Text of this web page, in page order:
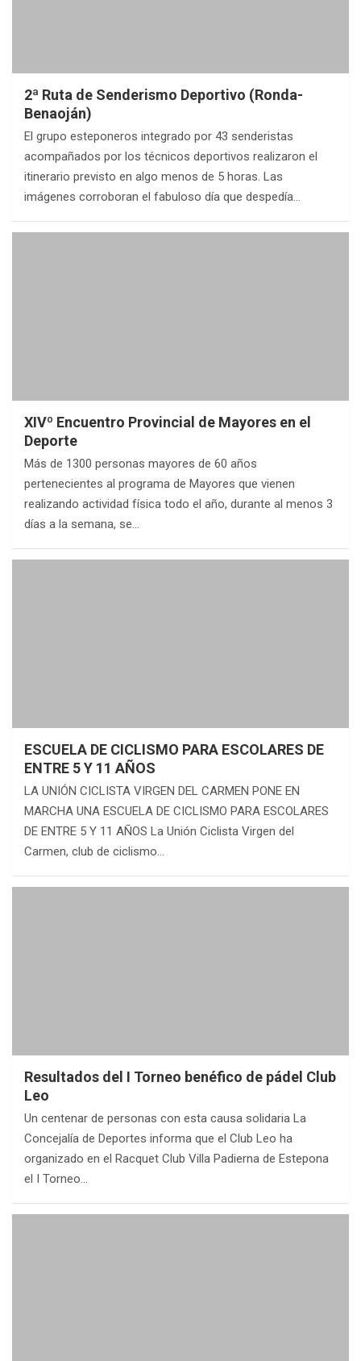
2ª Ruta de Senderismo Deportivo (Ronda-
Benaoján)
El grupo esteponeros integrado por 43 senderistas
acompañados por los técnicos deportivos realizaron el
itinerario previsto en algo menos de 5 horas. Las
imágenes corroboran el fabuloso día que despedía…
XIVº Encuentro Provincial de Mayores en el
Deporte
Más de 1300 personas mayores de 60 años
pertenecientes al programa de Mayores que vienen
realizando actividad física todo el año, durante al menos 3
días a la semana, se…
ESCUELA DE CICLISMO PARA ESCOLARES DE
ENTRE 5 Y 11 AÑOS
LA UNIÓN CICLISTA VIRGEN DEL CARMEN PONE EN
MARCHA UNA ESCUELA DE CICLISMO PARA ESCOLARES
DE ENTRE 5 Y 11 AÑOS La Unión Ciclista Virgen del
Carmen, club de ciclismo…
Resultados del I Torneo benéfico de pádel Club
Leo
Un centenar de personas con esta causa solidaria La
Concejalía de Deportes informa que el Club Leo ha
organizado en el Racquet Club Villa Padierna de Estepona
el I Torneo…